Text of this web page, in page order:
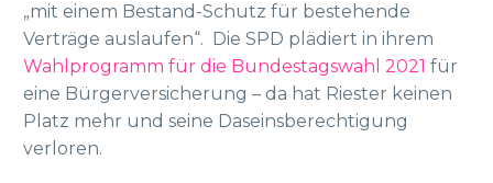
„mit einem Bestand-Schutz für bestehende
Verträge auslaufen“. Die SPD plädiert in ihrem
Wahlprogramm für die Bundestagswahl 2021 für
eine Bürgerversicherung – da hat Riester keinen
Platz mehr und seine Daseinsberechtigung
verloren.